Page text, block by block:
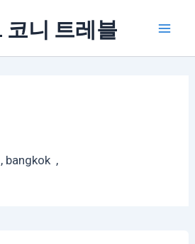
코니 트레블
bangkok ,